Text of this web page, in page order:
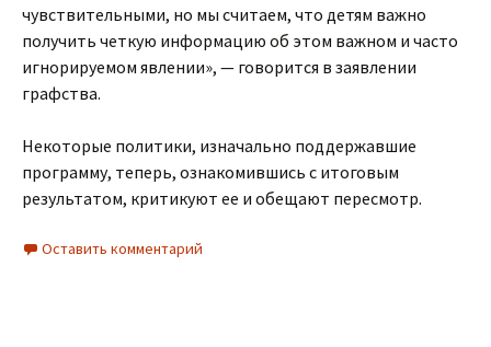
чувствительными, но мы считаем, что детям важно
получить четкую информацию об этом важном и часто
игнорируемом явлении», — говорится в заявлении
графства.
Некоторые политики, изначально поддержавшие
программу, теперь, ознакомившись с итоговым
результатом, критикуют ее и обещают пересмотр.
Оставить комментарий